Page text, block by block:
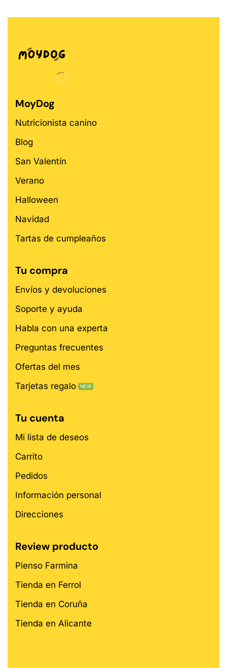
MoyDog
Nutricionista canino
Blog
San Valentín
Verano
Halloween
Navidad
Tartas de cumpleaños
Tu compra
Envíos y devoluciones
Soporte y ayuda
Habla con una experta
Preguntas frecuentes
Ofertas del mes
Tarjetas regalo
NEW
Tu cuenta
Mi lista de deseos
Carrito
Pedidos
Información personal
Direcciones
Review producto
Pienso Farmina
Tienda en Ferrol
Tienda en Coruña
Tienda en Alicante